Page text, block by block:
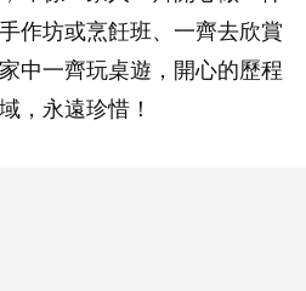
作坊或烹飪班、一齊去欣賞
中一齊玩桌遊，開心的歷程
，永遠珍惜！